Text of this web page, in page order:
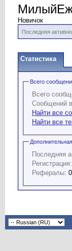
Новичок
Последняя
Статистика
Всего
Всего
Сообщений
Найти все
Найти все
Последняя
Регистрация:
Рефералы: 0